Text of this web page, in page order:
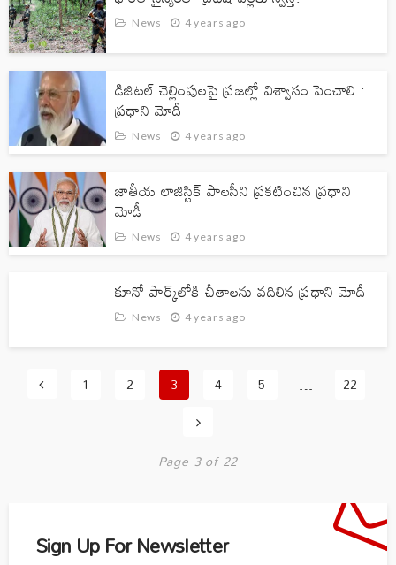
News 4 years ago
డిజిటల్​ చెల్లింపులపై ప్రజల్లో విశ్వాసం పెంచాలి :
ప్రధాని మోదీ
News 4 years ago
జాతీయ లాజిస్టిక్ పాలసీని ప్రకటించిన ప్రధాని
మోడీ
News 4 years ago
కూనో పార్క్‌లోకి చీతాల‌ను వ‌దిలిన ప్రధాని మోదీ
News 4 years ago
1 2 3 4 5 … 22
Page 3 of 22
Sign Up For Newsletter